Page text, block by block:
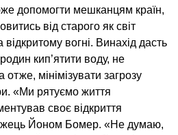
допомогти мешканцям країн,
від старого як світ
відкритому вогні. Винахід дасть
кип’ятити воду, не
мінімізувати загрозу
«Ми рятуємо життя
своє відкриття
Йоном Бомер. «Не думаю,